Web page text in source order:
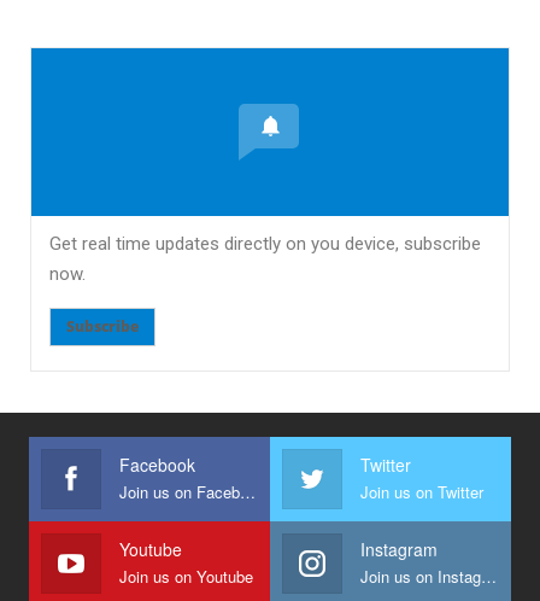
Get real time updates directly on you device, subscribe
now.
Subscribe
Facebook
Join us on Facebook
Twitter
Join us on Twitter
Youtube
Join us on Youtube
Instagram
Join us on Instagram